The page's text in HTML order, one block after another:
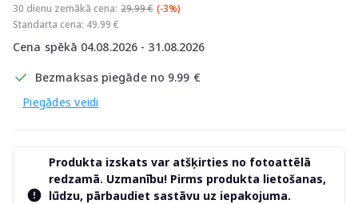
30 dienu zemākā cena: 29.99 € (-3%)
Standarta cena: 49.99 €
Cena spēkā 04.08.2026 - 31.08.2026
Bezmaksas piegāde no 9.99 €
Piegādes veidi
Produkta izskats var atšķirties no fotoattēlā
redzamā. Uzmanību! Pirms produkta lietošanas,
lūdzu, pārbaudiet sastāvu uz iepakojuma.